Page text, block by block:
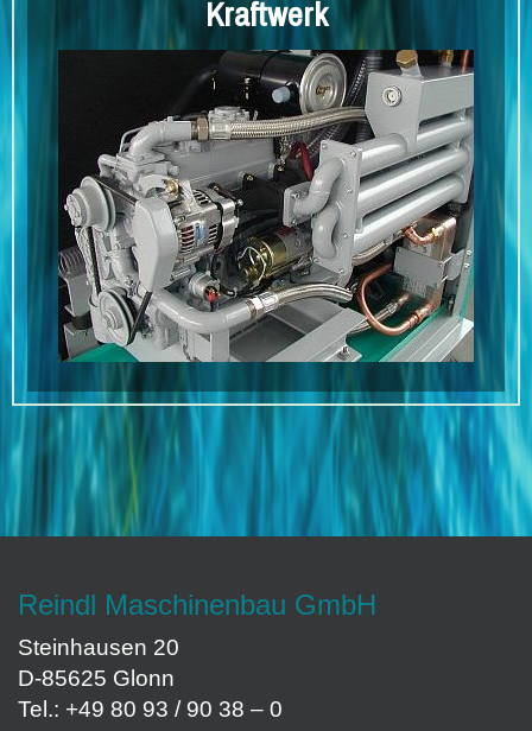
CHP
Reindl Maschinenbau GmbH
Steinhausen 20
D-85625 Glonn
Tel.: +49 80 93 / 90 38 – 0